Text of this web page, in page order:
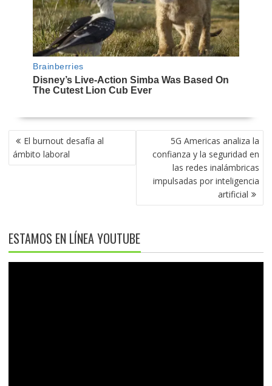
NAVEGACIÓN
DE
ENTRADAS
El burnout desafía al
ámbito laboral
5G Americas analiza la
confianza y la seguridad en
las redes inalámbricas
impulsadas por inteligencia
artificial
ESTAMOS EN LÍNEA YOUTUBE